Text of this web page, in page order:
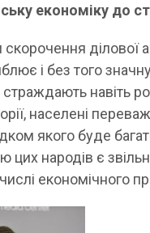
економіку до
скорочення ділової
і без того
навіть
населені
якого буде
цих народів є
економічного